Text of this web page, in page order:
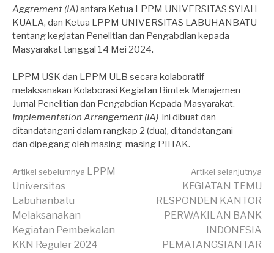
Aggrement (IA)antara Ketua LPPM UNIVERSITAS SYIAH
KUALA, dan Ketua LPPM UNIVERSITAS LABUHANBATU
tentang kegiatan Penelitian dan Pengabdian kepada
Masyarakat tanggal 14 Mei 2024.
LPPM USK dan LPPM ULB secara kolaboratif
melaksanakan Kolaborasi Kegiatan Bimtek Manajemen
Jurnal Penelitian dan Pengabdian Kepada Masyarakat.
Implementation Arrangement (IA) ini dibuat dan
ditandatangani dalam rangkap 2 (dua), ditandatangani
dan dipegang oleh masing-masing PIHAK.
Lanjut
Membaca
Artikel sebelumnya LPPM
Universitas
Labuhanbatu
Melaksanakan
Kegiatan Pembekalan
KKN Reguler 2024
Artikel selanjutnya
KEGIATAN TEMU
RESPONDEN KANTOR
PERWAKILAN BANK
INDONESIA
PEMATANGSIANTAR